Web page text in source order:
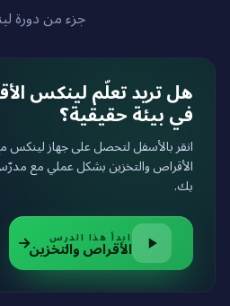
جزء من دورة
هل تريد تعلّم لينكس
في بيئة حقيقية؟
انقر بالأسفل لتحصل على جهاز لينكس
الأقراص والتخزين بشكل عملي مع
بك.
ابدأ هذا الدرس
الأقراص والتخزين